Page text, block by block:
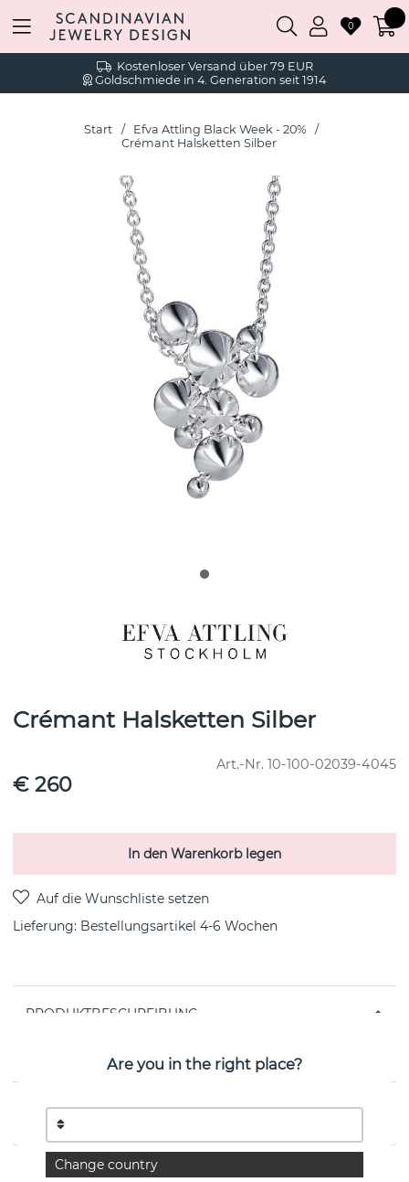
Kostenloser Versand über 79 EUR
Goldschmiede in 4. Generation seit 1914
0
Start
Efva Attling Black Week - 20%
Crémant Halsketten Silber
Crémant Halsketten Silber
Art.-Nr. 10-100-02039-4045
€ 260
In den Warenkorb legen
Lieferung: Bestellungsartikel 4-6 Wochen
PRODUKTBESCHREIBUNG
schwedischen Marke Efva Attling
EIGENSCHAFTEN
Are you in the right place?
Change country